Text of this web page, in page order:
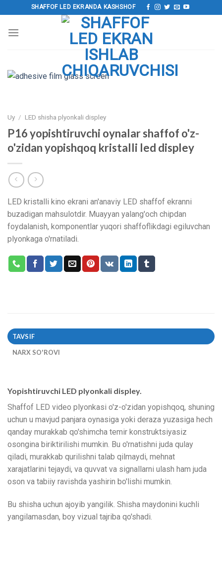
o‘tish
SHAFFOF LED EKRANDA KASHSHOF
Uy / LED shisha plyonkali displey
P16 yopishtiruvchi oynalar shaffof o'z-
o'zidan yopishqoq kristalli led displey
LED kristalli kino ekrani an'anaviy LED shaffof ekranni
buzadigan mahsulotdir. Muayyan yalang'och chipdan
foydalanish, komponentlar yuqori shaffoflikdagi egiluvchan
plyonkaga o'rnatiladi.
TAVSIF
NARX SO'ROVI
Yopishtiruvchi LED plyonkali displey.
Shaffof LED video plyonkasi o'z-o'zidan yopishqoq, shuning
uchun u mavjud panjara oynasiga yoki deraza yuzasiga hech
qanday murakkab qo'shimcha temir konstruktsiyasiz
osongina biriktirilishi mumkin. Bu o'rnatishni juda qulay
qiladi, murakkab qurilishni talab qilmaydi, mehnat
xarajatlarini tejaydi, va quvvat va signallarni ulash ham juda
oson va tabiiy ravishda yashirin bo'lishi mumkin.
Bu shisha uchun ajoyib yangilik. Shisha maydonini kuchli
yangilamasdan, boy vizual tajriba qo'shadi.